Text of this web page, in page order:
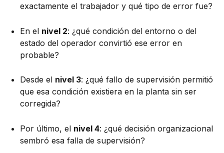
exactamente el trabajador y qué tipo de error fue?
En el nivel 2: ¿qué condición del entorno o del
estado del operador convirtió ese error en
probable?
Desde el nivel 3: ¿qué fallo de supervisión permitió
que esa condición existiera en la planta sin ser
corregida?
Por último, el nivel 4: ¿qué decisión organizacional
sembró esa falla de supervisión?